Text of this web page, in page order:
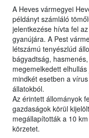
A Heves vármegyei
példányt számláló
jelentkezése hívta fel
gyanújára. A Pest
létszámú tenyészlúd
bágyadtság,
megemelkedett
mindkét esetben a
állatokból.
Az érintett állományok
gazdaságok körül
megállapították a 10
körzetet.